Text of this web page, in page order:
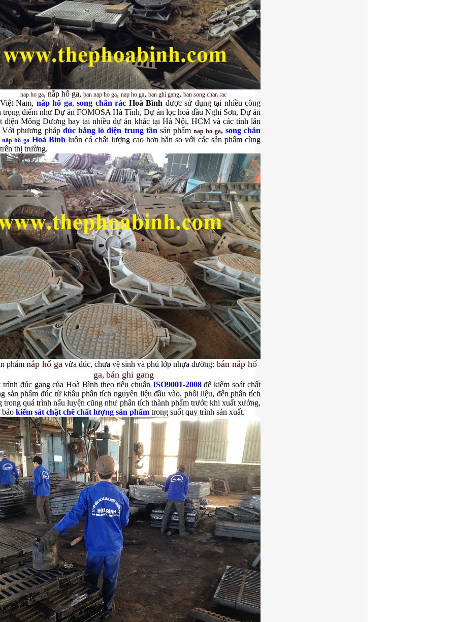
nap ho ga, nắp hố ga, ban nap ho ga, nap ho ga, ban ghi gang, ban song chan rac
Nam, nắp hố ga, song chắn rác Hoà Bình được sử dụng tại nhiều công
trọng điểm như Dự án FOMOSA Hà Tĩnh, Dự án lọc hoá dầu Nghi Sơn, Dự án
điện Mông Dương hay tại nhiều dự án khác tại Hà Nội, HCM và các tỉnh lân
Với phương pháp đúc bằng lò điện trung tần sản phẩmnap ho ga, song chắn
nắp hố ga Hoà Bình luôn có chất lượng cao hơn hẳn so với các sản phẩm cùng
thị trường.
phẩm nắp hố ga vừa đúc, chưa vệ sinh và phủ lớp nhựa đường: bán nắp hố
ga, bán ghi gang
trình đúc gang của Hoà Bình theo tiêu chuẩn ISO9001-2008để kiểm soát chất
sản phẩm đúc từ khâu phân tích nguyên liệu đầu vào, phối liệu, đến phân tích
trong quá trình nấu luyện cũng như phân tích thành phẩm trước khi xuất xưởng,
bảo kiểm sát chặt chẽ chất lượng sản phẩm trong suốt quy trình sản xuất.